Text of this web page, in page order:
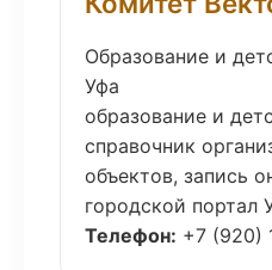
Образование и
Уфа
образование и
справочник
объектов, запись
городской портал
Телефон: +7 (920)